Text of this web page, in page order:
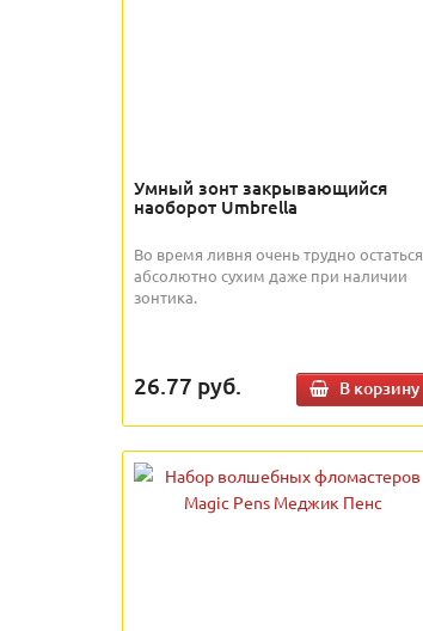
Умный зонт закрывающийся
наоборот Umbrella
Во время ливня очень трудно остаться
абсолютно сухим даже при наличии
зонтика.
26.77 руб. В корзину